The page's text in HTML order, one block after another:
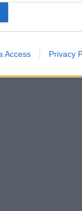
Access Privacy